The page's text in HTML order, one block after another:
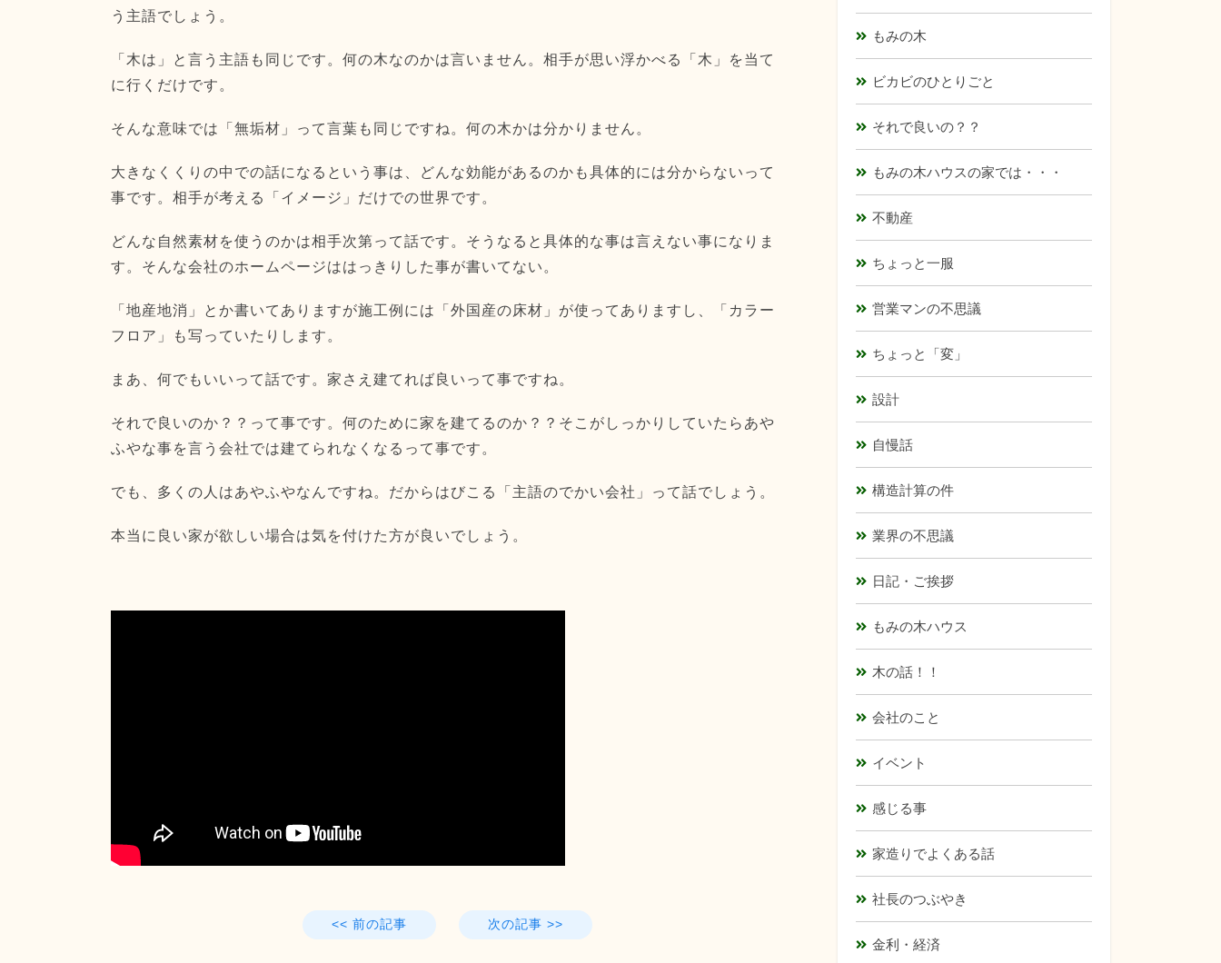
う主語でしょう。
「木は」と言う主語も同じです。何の木なのかは言いません。相手が思い浮かべる「木」を当て
に行くだけです。
そんな意味では「無垢材」って言葉も同じですね。何の木かは分かりません。
大きなくくりの中での話になるという事は、どんな効能があるのかも具体的には分からないって
事です。相手が考える「イメージ」だけでの世界です。
どんな自然素材を使うのかは相手次第って話です。そうなると具体的な事は言えない事になりま
す。そんな会社のホームページははっきりした事が書いてない。
「地産地消」とか書いてありますが施工例には「外国産の床材」が使ってありますし、「カラー
フロア」も写っていたりします。
まあ、何でもいいって話です。家さえ建てれば良いって事ですね。
それで良いのか？？って事です。何のために家を建てるのか？？そこがしっかりしていたらあや
ふやな事を言う会社では建てられなくなるって事です。
でも、多くの人はあやふやなんですね。だからはびこる「主語のでかい会社」って話でしょう。
本当に良い家が欲しい場合は気を付けた方が良いでしょう。
<< 前の記事 次の記事 >>
もみの木
ビカビのひとりごと
それで良いの？？
もみの木ハウスの家では・・・
不動産
ちょっと一服
営業マンの不思議
ちょっと「変」
設計
自慢話
構造計算の件
業界の不思議
日記・ご挨拶
もみの木ハウス
木の話！！
会社のこと
イベント
感じる事
家造りでよくある話
社長のつぶやき
金利・経済